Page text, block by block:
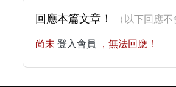
回應本篇文章！ （以下回應
尚未 登入會員 ，無法回應！